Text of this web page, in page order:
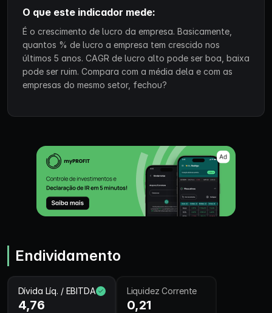
O que este indicador mede:
É o crescimento de lucro da empresa. Basicamente,
quantos % de lucro a empresa tem crescido nos
últimos 5 anos. CAGR de lucro alto pode ser boa, baixa
pode ser ruim. Compara com a média dela e com as
empresas do mesmo setor, fechou?
Endividamento
Dívida Líq. / EBITDA
4,76
Liquidez Corrente
0,21